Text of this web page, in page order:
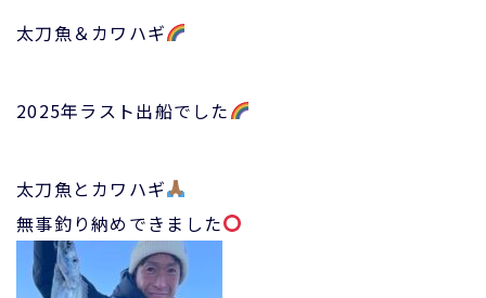
太刀魚＆カワハギ
2025年ラスト出船でした
太刀魚とカワハギ
無事釣り納めできました